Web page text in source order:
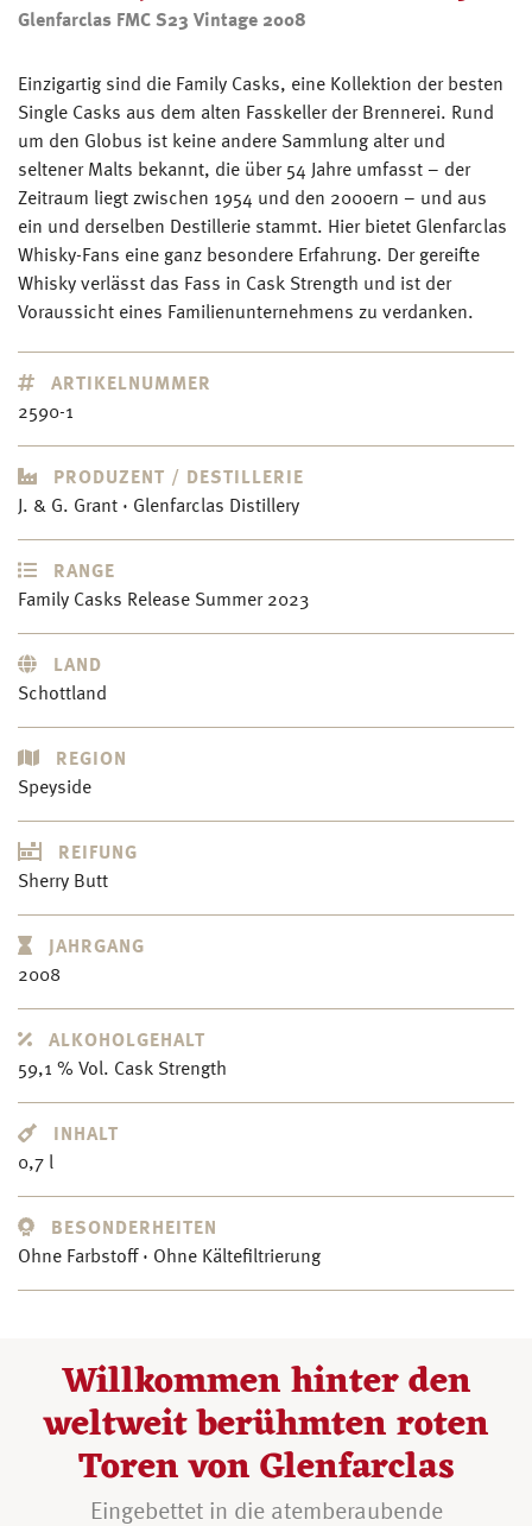
Glenfarclas FMC S23 Vintage 2008
Einzigartig sind die Family Casks, eine Kollektion der besten
Single Casks aus dem alten Fasskeller der Brennerei. Rund
um den Globus ist keine andere Sammlung alter und
seltener Malts bekannt, die über 54 Jahre umfasst – der
Zeitraum liegt zwischen 1954 und den 2000ern – und aus
ein und derselben Destillerie stammt. Hier bietet Glenfarclas
Whisky-Fans eine ganz besondere Erfahrung. Der gereifte
Whisky verlässt das Fass in Cask Strength und ist der
Voraussicht eines Familienunternehmens zu verdanken.
ARTIKELNUMMER
2590-1
PRODUZENT / DESTILLERIE
J. & G. Grant · Glenfarclas Distillery
RANGE
Family Casks Release Summer 2023
LAND
Schottland
REGION
Speyside
REIFUNG
Sherry Butt
JAHRGANG
2008
ALKOHOLGEHALT
59,1 % Vol. Cask Strength
INHALT
0,7 l
BESONDERHEITEN
Ohne Farbstoff · Ohne Kältefiltrierung
Willkommen hinter den
weltweit berühmten roten
Toren von Glenfarclas
Eingebettet in die atemberaubende